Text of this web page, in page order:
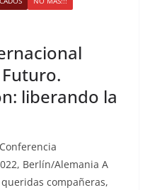
liberando la
Berlín/Alemania A
compañeras,